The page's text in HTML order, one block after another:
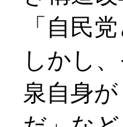
「自民
しかし
泉自身